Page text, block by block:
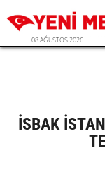
08 AĞUSTOS 2026
İSBAK